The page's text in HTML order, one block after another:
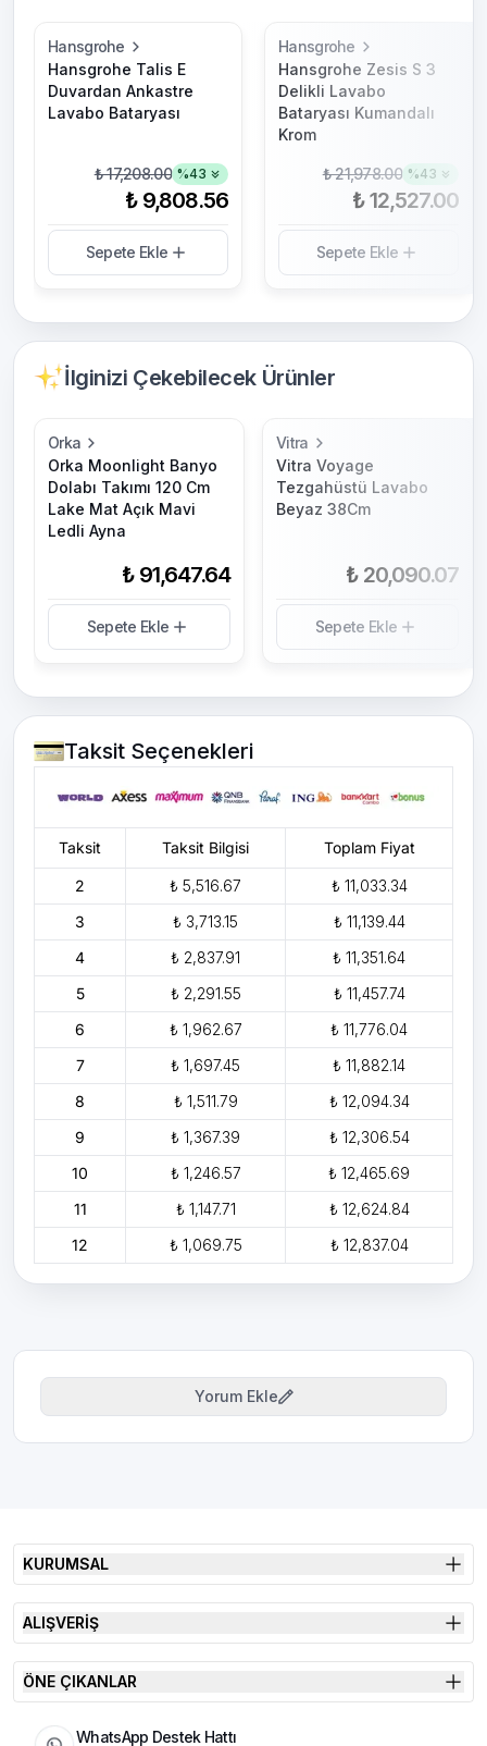
Hansgrohe
Hansgrohe Talis E
Duvardan Ankastre
Lavabo Bataryası
₺ 17,208.00 %43
₺ 9,808.56
Sepete Ekle
Hansgrohe
Hansgrohe Zesis S 3
Delikli Lavabo
Bataryası Kumandalı
Krom
₺ 21,978.00 %43
₺ 12,527.00
Sepete Ekle
İlginizi Çekebilecek Ürünler
Orka
Orka Moonlight Banyo
Dolabı Takımı 120 Cm
Lake Mat Açık Mavi
Ledli Ayna
₺ 91,647.64
Sepete Ekle
Vitra
Vitra Voyage
Tezgahüstü Lavabo
Beyaz 38Cm
₺ 20,090.07
Sepete Ekle
Taksit Seçenekleri
Taksit Taksit Bilgisi Toplam Fiyat
2 ₺ 5,516.67
₺ 11,033.34
3
₺ 3,713.15
₺ 11,139.44
4
₺ 2,837.91
₺ 11,351.64
5
₺ 2,291.55
₺ 11,457.74
6
₺ 1,962.67
₺ 11,776.04
7
₺ 1,697.45
₺ 11,882.14
8
₺ 1,511.79
₺ 12,094.34
9
₺ 1,367.39
₺ 12,306.54
10
₺ 1,246.57
₺ 12,465.69
11
₺ 1,147.71
₺ 12,624.84
12
₺ 1,069.75 ₺ 12,837.04
Yorum Ekle
KURUMSAL
ALIŞVERİŞ
ÖNE ÇIKANLAR
WhatsApp Destek Hattı